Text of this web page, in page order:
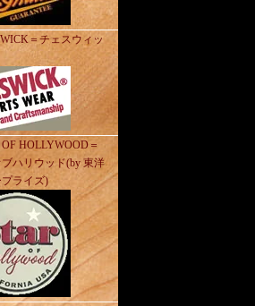
＝チェスウィッ
OF HOLLYWOOD＝
ハリウッド(by 東洋
ライズ)